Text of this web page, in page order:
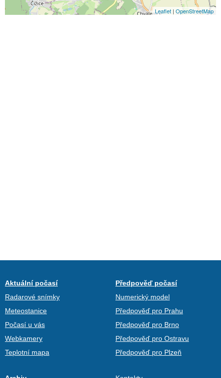
Leaflet | OpenStreetMap
Aktuální počasí
Radarové snímky
Meteostanice
Počasí u vás
Webkamery
Teplotní mapa
Předpověď počasí
Numerický model
Předpověď pro Prahu
Předpověď pro Brno
Předpověď pro Ostravu
Předpověď pro Plzeň